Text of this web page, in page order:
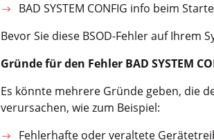
BAD SYSTEM CONFIG info beim
Bevor Sie diese BSOD-Fehler auf Ihrem
Gründe für den Fehler BAD SYSTEM
Es könnte mehrere Gründe geben, die
verursachen, wie zum Beispiel:
Fehlerhafte oder veraltete